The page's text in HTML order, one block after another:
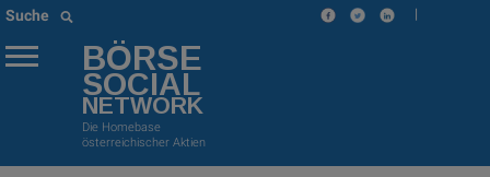
Suche |
BÖRSE
SOCIAL
NETWORK
Die Homebase
österreichischer Aktien